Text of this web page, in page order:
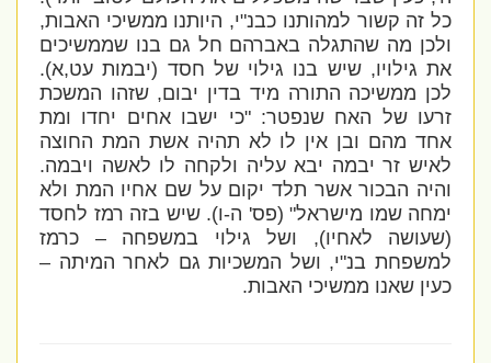
כל זה קשור למהותנו כבנ"י, היותנו ממשיכי האבות,
ולכן מה שהתגלה באברהם חל גם בנו שממשיכים
את גילויו, שיש בנו גילוי של חסד (יבמות עט,א).
לכן ממשיכה התורה מיד בדין יבום, שזהו המשכת
זרעו של האח שנפטר: "כי ישבו אחים יחדו ומת
אחד מהם ובן אין לו לא תהיה אשת המת החוצה
לאיש זר יבמה יבא עליה ולקחה לו לאשה ויבמה.
והיה הבכור אשר תלד יקום על שם אחיו המת ולא
ימחה שמו מישראל" (פס' ה-ו). שיש בזה רמז לחסד
(שעושה לאחיו), ושל גילוי במשפחה – כרמז
למשפחת בנ"י, ושל המשכיות גם לאחר המיתה –
כעין שאנו ממשיכי האבות.